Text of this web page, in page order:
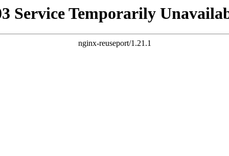
Service Temporarily
nginx-reuseport/1.21.1